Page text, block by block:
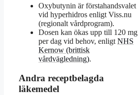
Oxybutynin är förstahandsvalet
vid hyperhidros enligt Viss.nu
(regionalt vårdprogram).
Dosen kan ökas upp till 120 mg
per dag vid behov, enligt NHS
Kernow (brittisk
vårdvägledning).
Andra receptbelagda
läkemedel